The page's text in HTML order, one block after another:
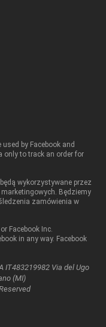
used by Facebook and
only to track an order for
wykorzystywane przez
Będziemy
zamówienia w
Facebook Inc.
in any way. Facebook
IT483219982 Via del Ugo
(MI)